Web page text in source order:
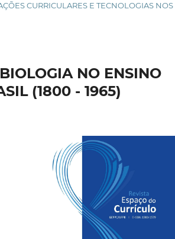
CURRICULARES E TECNOLOGIAS NOS
NO ENSINO
(1800 - 1965)